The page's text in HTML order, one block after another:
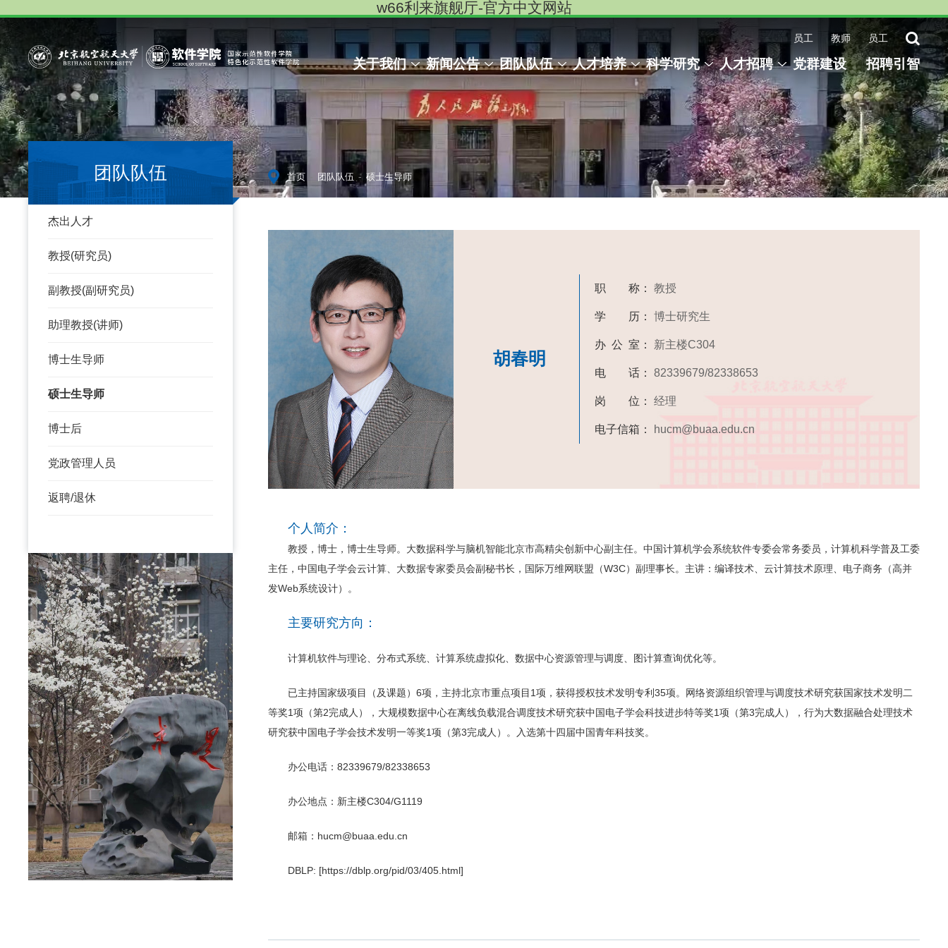
w66利来旗舰厅-官方中文网站
员工 教师 员工
关于我们 新闻公告 团队队伍 人才培养 科学研究 人才招聘 党群建设 招聘引智
团队队伍
杰出人才
教授(研究员)
副教授(副研究员)
助理教授(讲师)
博士生导师
硕士生导师
博士后
党政管理人员
返聘/退休
首页 团队队伍 - 硕士生导师
胡春明
职 称： 教授
学 历： 博士研究生
办 公 室： 新主楼C304
电 话： 82339679/82338653
岗 位： 经理
电子信箱： hucm@buaa.edu.cn
个人简介：
教授，博士，博士生导师。大数据科学与脑机智能北京市高精尖创新中心副主任。中国计算机学会系统软件专委会常务委员，计算机科学普及工委
主任，中国电子学会云计算、大数据专家委员会副秘书长，国际万维网联盟（W3C）副理事长。主讲：编译技术、云计算技术原理、电子商务（高并
发Web系统设计）。
主要研究方向：
计算机软件与理论、分布式系统、计算系统虚拟化、数据中心资源管理与调度、图计算查询优化等。
已主持国家级项目（及课题）6项，主持北京市重点项目1项，获得授权技术发明专利35项。网络资源组织管理与调度技术研究获国家技术发明二
等奖1项（第2完成人），大规模数据中心在离线负载混合调度技术研究获中国电子学会科技进步特等奖1项（第3完成人），行为大数据融合处理技术
研究获中国电子学会技术发明一等奖1项（第3完成人）。入选第十四届中国青年科技奖。
办公电话：82339679/82338653
办公地点：新主楼C304/G1119
邮箱：hucm@buaa.edu.cn
DBLP: [https://dblp.org/pid/03/405.html]